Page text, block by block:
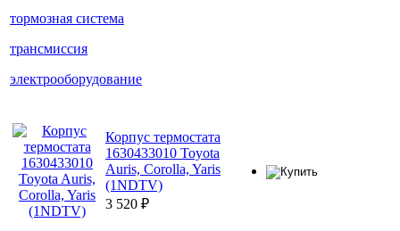
тормозная система
трансмиссия
электрооборудование
Корпус термостата
1630433010 Toyota
Auris, Corolla, Yaris
(1NDTV)
3 520 ₽